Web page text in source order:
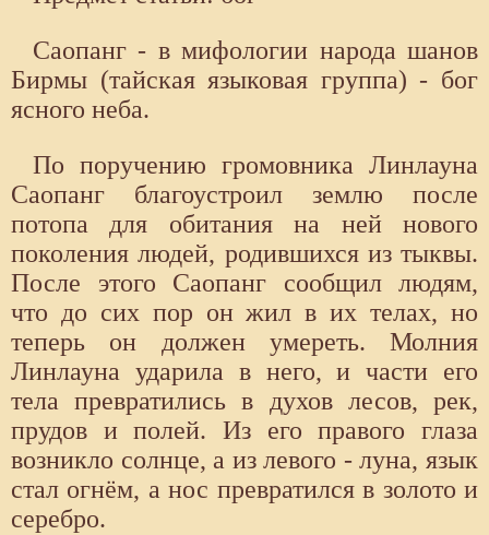
Саопанг - в мифологии народа шанов
Бирмы (тайская языковая группа) - бог
ясного неба.
По поручению громовника Линлауна
Саопанг благоустроил землю после
потопа для обитания на ней нового
поколения людей, родившихся из тыквы.
После этого Саопанг сообщил людям,
что до сих пор он жил в их телах, но
теперь он должен умереть. Молния
Линлауна ударила в него, и части его
тела превратились в духов лесов, рек,
прудов и полей. Из его правого глаза
возникло солнце, а из левого - луна, язык
стал огнём, а нос превратился в золото и
серебро.